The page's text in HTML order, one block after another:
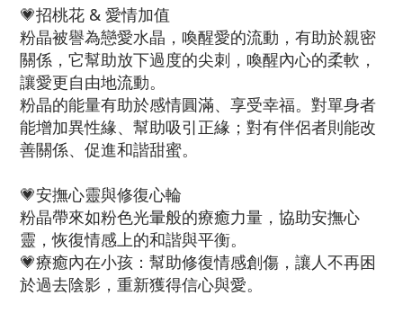
💗招桃花 & 愛情加值
粉晶被譽為戀愛水晶，喚醒愛的流動，有助於親密
關係，它幫助放下過度的尖刺，喚醒內心的柔軟，
讓愛更自由地流動。
粉晶的能量有助於感情圓滿、享受幸福。對單身者
能增加異性緣、幫助吸引正緣；對有伴侶者則能改
善關係、促進和諧甜蜜。
💗安撫心靈與修復心輪
粉晶帶來如粉色光暈般的療癒力量，協助安撫心
靈，恢復情感上的和諧與平衡。
💗療癒內在小孩：幫助修復情感創傷，讓人不再困
於過去陰影，重新獲得信心與愛。